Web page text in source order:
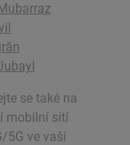
se také na
mobilní sítí
5G ve vaší